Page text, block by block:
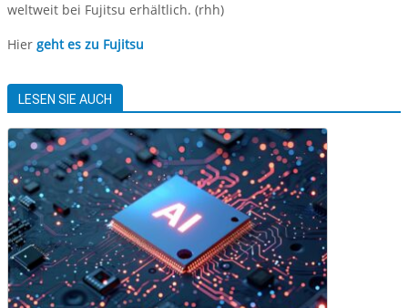
weltweit bei Fujitsu erhältlich. (rhh)
Hier geht es zu Fujitsu
LESEN SIE AUCH